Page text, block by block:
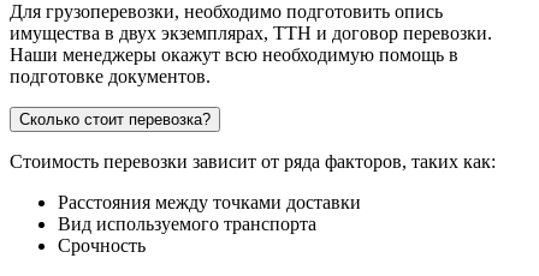
Для грузоперевозки, необходимо подготовить опись
имущества в двух экземплярах, ТТН и договор перевозки.
Наши менеджеры окажут всю необходимую помощь в
подготовке документов.
Сколько стоит перевозка?
Стоимость перевозки зависит от ряда факторов, таких как:
Расстояния между точками доставки
Вид используемого транспорта
Срочность